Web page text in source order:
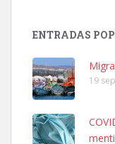
Leales.org » Gran
ENTRADAS
19